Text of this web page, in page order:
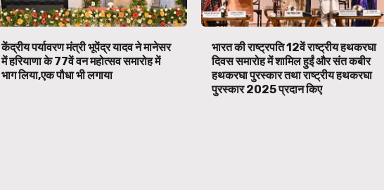
केंद्रीय पर्यावरण मंत्री भूपेंद्र यादव ने मानेसर
में हरियाणा के 77वें वन महोत्सव समारोह में
भाग लिया,एक पौधा भी लगाया
भारत की राष्ट्रपति 12वें राष्ट्रीय हथकरघा
दिवस समारोह में शामिल हुईं और संत कबीर
हथकरघा पुरस्कार तथा राष्ट्रीय हथकरघा
पुरस्कार 2025 प्रदान किए